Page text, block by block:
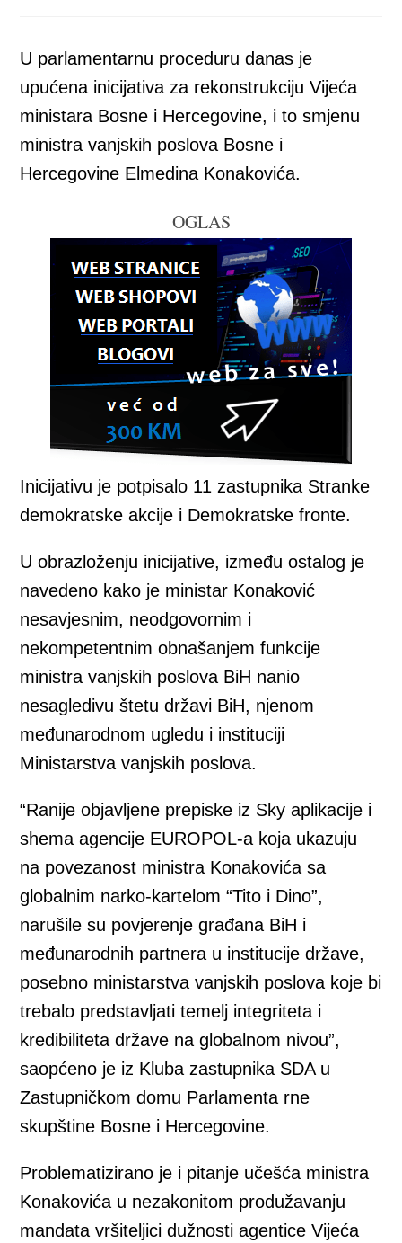
U parlamentarnu proceduru danas je
upućena inicijativa za rekonstrukciju Vijeća
ministara Bosne i Hercegovine, i to smjenu
ministra vanjskih poslova Bosne i
Hercegovine Elmedina Konakovića.
OGLAS
Inicijativu je potpisalo 11 zastupnika Stranke
demokratske akcije i Demokratske fronte.
U obrazloženju inicijative, između ostalog je
navedeno kako je ministar Konaković
nesavjesnim, neodgovornim i
nekompetentnim obnašanjem funkcije
ministra vanjskih poslova BiH nanio
nesagledivu štetu državi BiH, njenom
međunarodnom ugledu i instituciji
Ministarstva vanjskih poslova.
“Ranije objavljene prepiske iz Sky aplikacije i
shema agencije EUROPOL-a koja ukazuju
na povezanost ministra Konakovića sa
globalnim narko-kartelom “Tito i Dino”,
narušile su povjerenje građana BiH i
međunarodnih partnera u institucije države,
posebno ministarstva vanjskih poslova koje bi
trebalo predstavljati temelj integriteta i
kredibiliteta države na globalnom nivou”,
saopćeno je iz Kluba zastupnika SDA u
Zastupničkom domu Parlamenta rne
skupštine Bosne i Hercegovine.
Problematizirano je i pitanje učešća ministra
Konakovića u nezakonitom produžavanju
mandata vršiteljici dužnosti agentice Vijeća